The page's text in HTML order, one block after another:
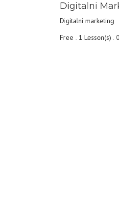
Digitalni
Digitalni marketing
Free . 1 Lesson(s) .